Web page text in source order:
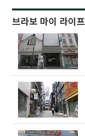
브라보 마이 라이프